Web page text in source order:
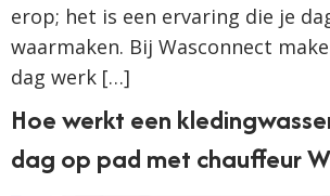
erop; het is een ervaring die je
waarmaken. Bij Wasconnect
dag werk […]
Hoe werkt een
dag op pad met chauffeur